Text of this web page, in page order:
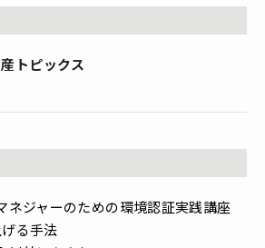
トピックス
ネジャーのための環境認証実践講座
げる手法